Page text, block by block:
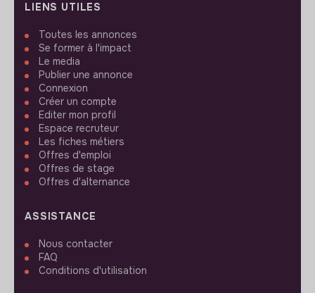
LIENS UTILES
Toutes les annonces
Se former à l'impact
Le media
Publier une annonce
Connexion
Créer un compte
Editer mon profil
Espace recruteur
Les fiches métiers
Offres d'emploi
Offres de stage
Offres d'alternance
ASSISTANCE
Nous contacter
FAQ
Conditions d'utilisation